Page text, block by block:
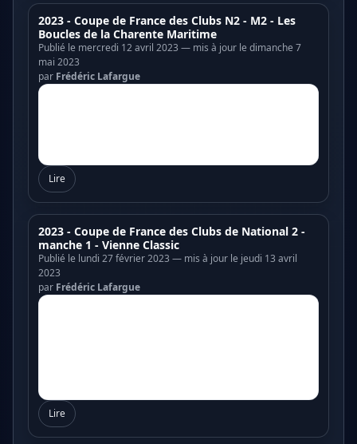
2023 - Coupe de France des Clubs N2 - M2 - Les
Boucles de la Charente Maritime
Publié le mercredi 12 avril 2023 — mis à jour le dimanche 7
mai 2023
par Frédéric Lafargue
Lire
2023 - Coupe de France des Clubs de National 2 -
manche 1 - Vienne Classic
Publié le lundi 27 février 2023 — mis à jour le jeudi 13 avril
2023
par Frédéric Lafargue
Lire